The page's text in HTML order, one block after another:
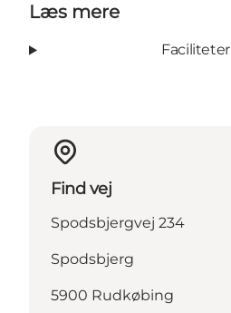
Læs mere
Faciliteter
Find vej
Spodsbjergvej 234
Spodsbjerg
5900 Rudkøbing